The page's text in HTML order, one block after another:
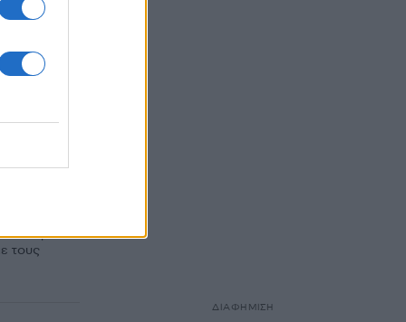
του μετά
τους
ΔΙΑΦΗΜΙΣΗ